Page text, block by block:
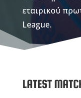
εταιρικού
League.
LATEST